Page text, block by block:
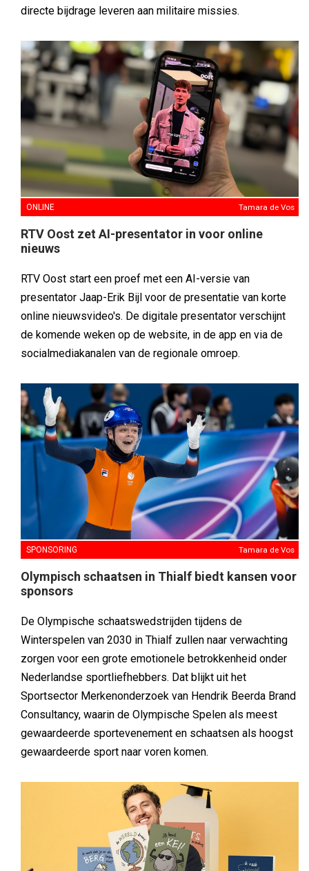
directe bijdrage leveren aan militaire missies.
ONLINE Tamara de Vos
RTV Oost zet AI-presentator in voor online
nieuws
RTV Oost start een proef met een AI-versie van
presentator Jaap-Erik Bijl voor de presentatie van korte
online nieuwsvideo's. De digitale presentator verschijnt
de komende weken op de website, in de app en via de
socialmediakanalen van de regionale omroep.
SPONSORING Tamara de Vos
Olympisch schaatsen in Thialf biedt kansen voor
sponsors
De Olympische schaatswedstrijden tijdens de
Winterspelen van 2030 in Thialf zullen naar verwachting
zorgen voor een grote emotionele betrokkenheid onder
Nederlandse sportliefhebbers. Dat blijkt uit het
Sportsector Merkenonderzoek van Hendrik Beerda Brand
Consultancy, waarin de Olympische Spelen als meest
gewaardeerde sportevenement en schaatsen als hoogst
gewaardeerde sport naar voren komen.